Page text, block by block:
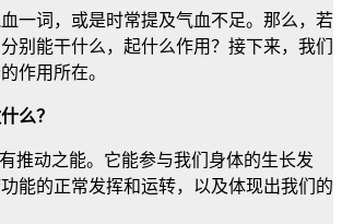
一词，或是时常提及气血不足。那么，若
别能干什么，起什么作用？接下来，我们
作用所在。
么？
推动之能。它能参与我们身体的生长发
能的正常发挥和运转，以及体现出我们的